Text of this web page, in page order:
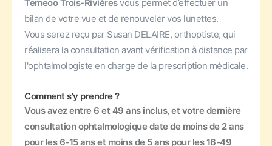
Temeoo Trois-Rivièresvous permet d’effectuer un
bilan de votre vue et de renouveler vos lunettes.
Vous serez reçu par Susan DELAIRE, orthoptiste, qui
réalisera la consultation avant vérification à distance par
l'ophtalmologiste en charge de la prescription médicale.
Comment s'y prendre ?
Vous avez entre 6 et 49 ans inclus, et votre dernière
consultation ophtalmologique date de moins de 2 ans
pour les 6-15 ans et moins de 5 ans pour les 16-49